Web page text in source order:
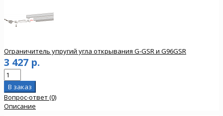
Ограничитель упругий угла открывания G-GSR и G96GSR
3 427 р.
Вопрос-ответ (0)
Описание